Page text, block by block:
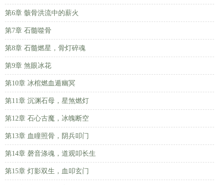
第6章 骸骨洪流中的薪火
第7章 石髓噬骨
第8章 石髓燃星，骨灯碎魂
第9章 煞眼冰花
第10章 冰棺燃血遁幽冥
第11章 沉渊石母，星煞燃灯
第12章 石心古魔，冰魄断空
第13章 血瞳照骨，阴兵叩门
第14章 磬音涤魂，道观叩长生
第15章 灯影双生，血叩玄门